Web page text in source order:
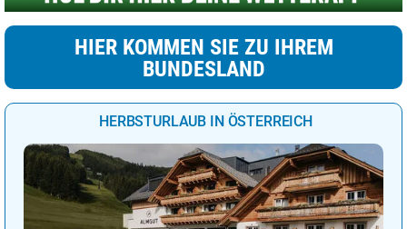
HIER KOMMEN SIE ZU IHREM
BUNDESLAND
HERBSTURLAUB IN ÖSTERREICH